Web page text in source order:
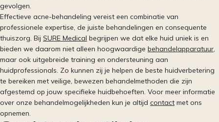
gevolgen.
Effectieve acne-behandeling vereist een combinatie van
professionele expertise, de juiste behandelingen en consequente
thuiszorg. Bij SURE Medical begrijpen we dat elke huid uniek is en
bieden we daarom niet alleen hoogwaardige behandelapparatuur
maar ook uitgebreide training en ondersteuning aan
huidprofessionals. Zo kunnen zij je helpen de beste huidverbetering
te bereiken met veilige, bewezen behandelmethoden die zijn
afgestemd op jouw specifieke huidbehoeften. Voor meer informatie
over onze behandelmogelijkheden kun je altijd contact met ons
opnemen.